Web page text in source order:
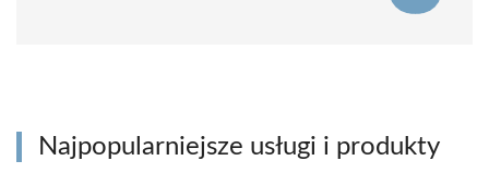
Najpopularniejsze usługi i produkty